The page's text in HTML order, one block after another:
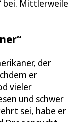
bei. Mittlerweile
der
er
vieler
und schwer
sei, habe er